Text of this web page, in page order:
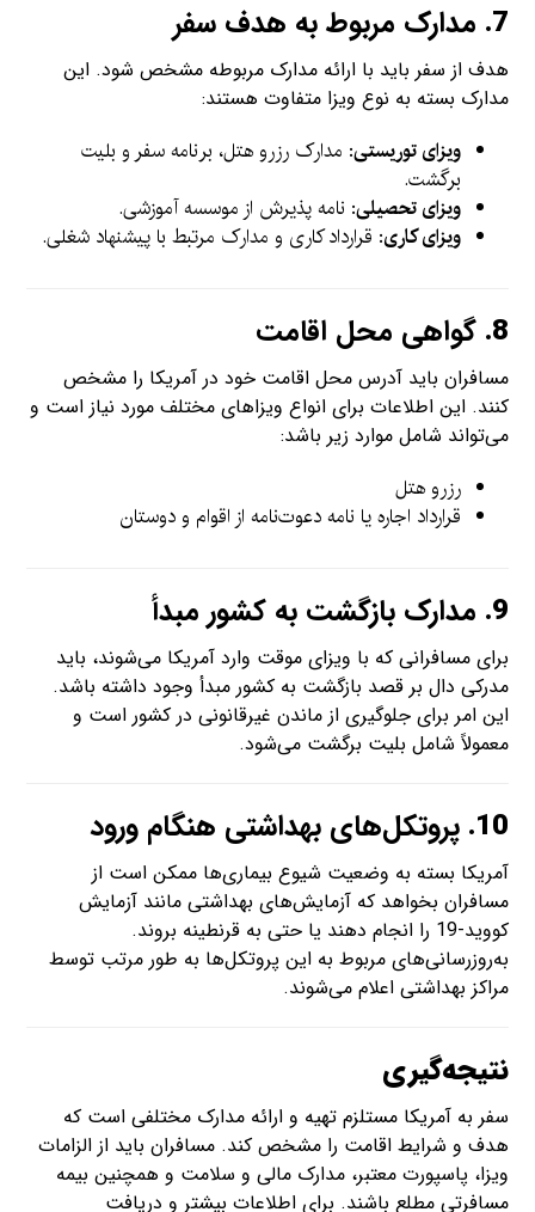
7. مدارک مربوط به هدف سفر
هدف از سفر باید با ارائه مدارک مربوطه مشخص شود. این
مدارک بسته به نوع ویزا متفاوت هستند:
ویزای توریستی: مدارک رزرو هتل، برنامه سفر و بلیت
برگشت.
ویزای تحصیلی: نامه پذیرش از موسسه آموزشی.
ویزای کاری: قرارداد کاری و مدارک مرتبط با پیشنهاد شغلی.
8. گواهی محل اقامت
مسافران باید آدرس محل اقامت خود در آمریکا را مشخص
کنند. این اطلاعات برای انواع ویزاهای مختلف مورد نیاز است و
می‌تواند شامل موارد زیر باشد:
رزرو هتل
قرارداد اجاره یا نامه دعوت‌نامه از اقوام و دوستان
9. مدارک بازگشت به کشور مبدأ
برای مسافرانی که با ویزای موقت وارد آمریکا می‌شوند، باید
مدرکی دال بر قصد بازگشت به کشور مبدأ وجود داشته باشد.
این امر برای جلوگیری از ماندن غیرقانونی در کشور است و
معمولاً شامل بلیت برگشت می‌شود.
10. پروتکل‌های بهداشتی هنگام ورود
آمریکا بسته به وضعیت شیوع بیماری‌ها ممکن است از
مسافران بخواهد که آزمایش‌های بهداشتی مانند آزمایش
کووید-19 را انجام دهند یا حتی به قرنطینه بروند.
به‌روزرسانی‌های مربوط به این پروتکل‌ها به طور مرتب توسط
مراکز بهداشتی اعلام می‌شوند.
نتیجه‌گیری
سفر به آمریکا مستلزم تهیه و ارائه مدارک مختلفی است که
هدف و شرایط اقامت را مشخص کند. مسافران باید از الزامات
ویزا، پاسپورت معتبر، مدارک مالی و سلامت و همچنین بیمه
مسافرتی مطلع باشند. برای اطلاعات بیشتر و دریافت